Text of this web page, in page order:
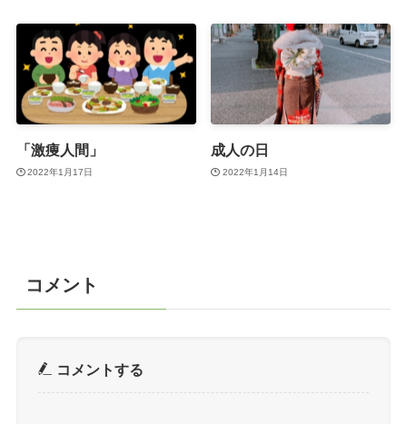
「激痩人間」
2022年1月17日
成人の日
2022年1月14日
コメント
コメントする